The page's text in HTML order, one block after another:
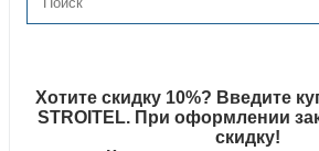
Хотите скидку 10%? Введите
STROITEL. При оформлении
скидку!